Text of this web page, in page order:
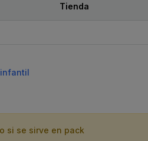
Tienda
si se sirve en pack